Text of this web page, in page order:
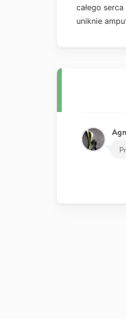
całego
uniknie